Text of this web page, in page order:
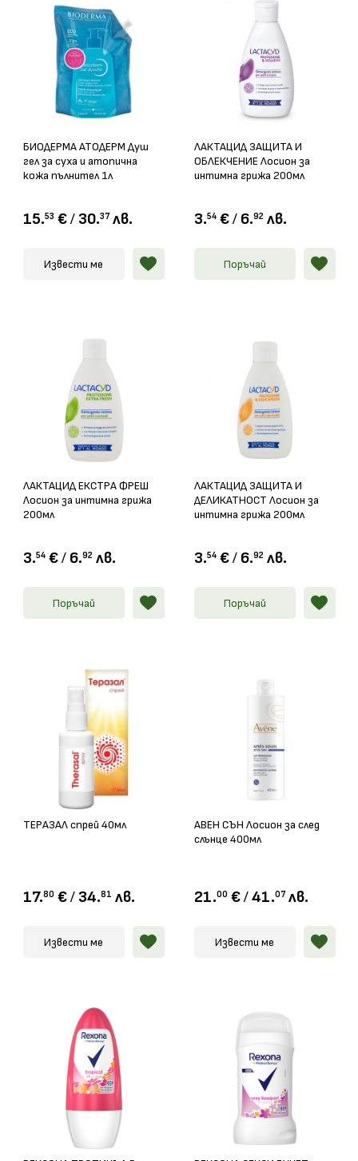
БИОДЕРМА АТОДЕРМ Душ
гел за суха и атопична
кожа пълнител 1л
15.53 € / 30.37 лв.
Извести ме
ЛАКТАЦИД ЗАЩИТА И
ОБЛЕКЧЕНИЕ Лосион за
интимна грижа 200мл
3.54 € / 6.92 лв.
Поръчай
ЛАКТАЦИД ЕКСТРА ФРЕШ
Лосион за интимна грижа
200мл
3.54 € / 6.92 лв.
Поръчай
ЛАКТАЦИД ЗАЩИТА И
ДЕЛИКАТНОСТ Лосион за
интимна грижа 200мл
3.54 € / 6.92 лв.
Поръчай
ТЕРАЗАЛ спрей 40мл
17.80 € / 34.81 лв.
Извести ме
АВЕН СЪН Лосион за след
слънце 400мл
21.00 € / 41.07 лв.
Извести ме